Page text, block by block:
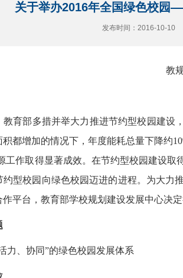
关于举办2016年全国绿色校园
发布时间：2016-
教
部多措并举大力推进节约型校园建设
都增加的情况下，年度能耗总量下降约
工作取得显著成效。在节约型校园建设
约型校园向绿色校园迈进的进程。为大
平台，教育部学校规划建设发展中心决
、协同”的绿色校园发展体系